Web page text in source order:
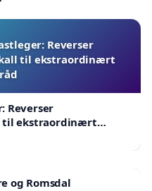
Reverser
til ekstraordinært
Reverser
til ekstraordinært
og Romsdal